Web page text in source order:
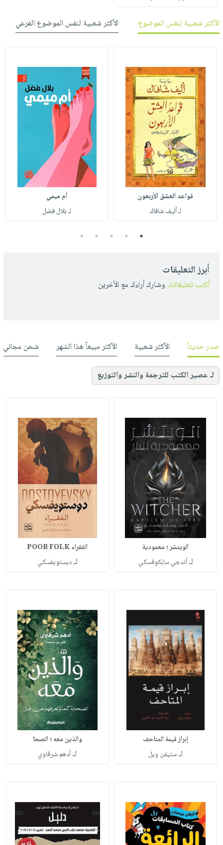
الأكثر شعبية لنفس الموضوع الأكثر شعبية لنفس الموضوع الفرعي
قواعد العشق الأربعون
لـ أليف شافاك
أم ميمي
لـ بلال فضل
1
2
3
4
5
أبرز التعليقات
أكتب تعليقاتك وشارك أراءك مع الأخرين
صدر حديثاً الأكثر شعبية الأكثر مبيعاً هذا الشهر شحن مجاني
لـ عصير الكتب للترجمة والنشر والتوزيع
الويتشر ؛ معمودية
لـأندجي سابكوفسكي
الفقراء POOR FOLK
لـديستويفسكي
إبراز قيمة المتاحف
لـستيفن ويل
والذين معه ؛ الصحا
لـأدهم شرقاوي